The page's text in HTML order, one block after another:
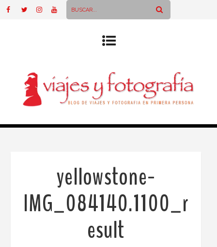
yellowstone-
IMG_084140.1100_r
esult